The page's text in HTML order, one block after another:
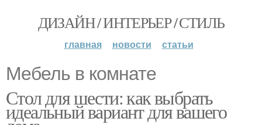
ДИЗАЙН / ИНТЕРЬЕР / СТИЛЬ
главная новости статьи
Мебель в комнате
Стол для шести: как выбрать
идеальный вариант для вашего